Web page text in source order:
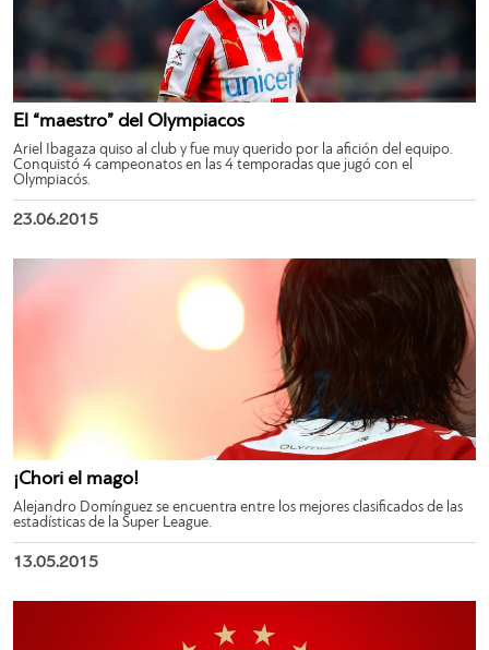
El “maestro” del Olympiacos
Ariel Ibagaza quiso al club y fue muy querido por la afición del equipo.
Conquistó 4 campeonatos en las 4 temporadas que jugó con el
Olympiacós.
23.06.2015
¡Chori el mago!
Alejandro Domínguez se encuentra entre los mejores clasificados de las
estadísticas de la Super League.
13.05.2015